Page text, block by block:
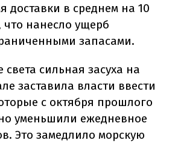
доставки в среднем на 10
нанесло ущерб
запасами.
сильная засуха на
заставила власти ввести
с октября прошлого
уменьшили ежедневное
Это замедлило морскую